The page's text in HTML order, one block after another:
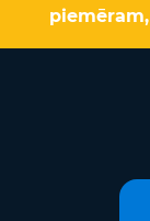
piemēram,